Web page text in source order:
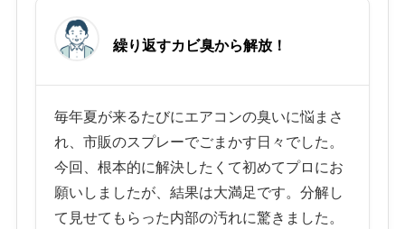
繰り返すカビ臭から解放！
毎年夏が来るたびにエアコンの臭いに悩まさ
れ、市販のスプレーでごまかす日々でした。
今回、根本的に解決したくて初めてプロにお
願いしましたが、結果は大満足です。分解し
て見せてもらった内部の汚れに驚きました。